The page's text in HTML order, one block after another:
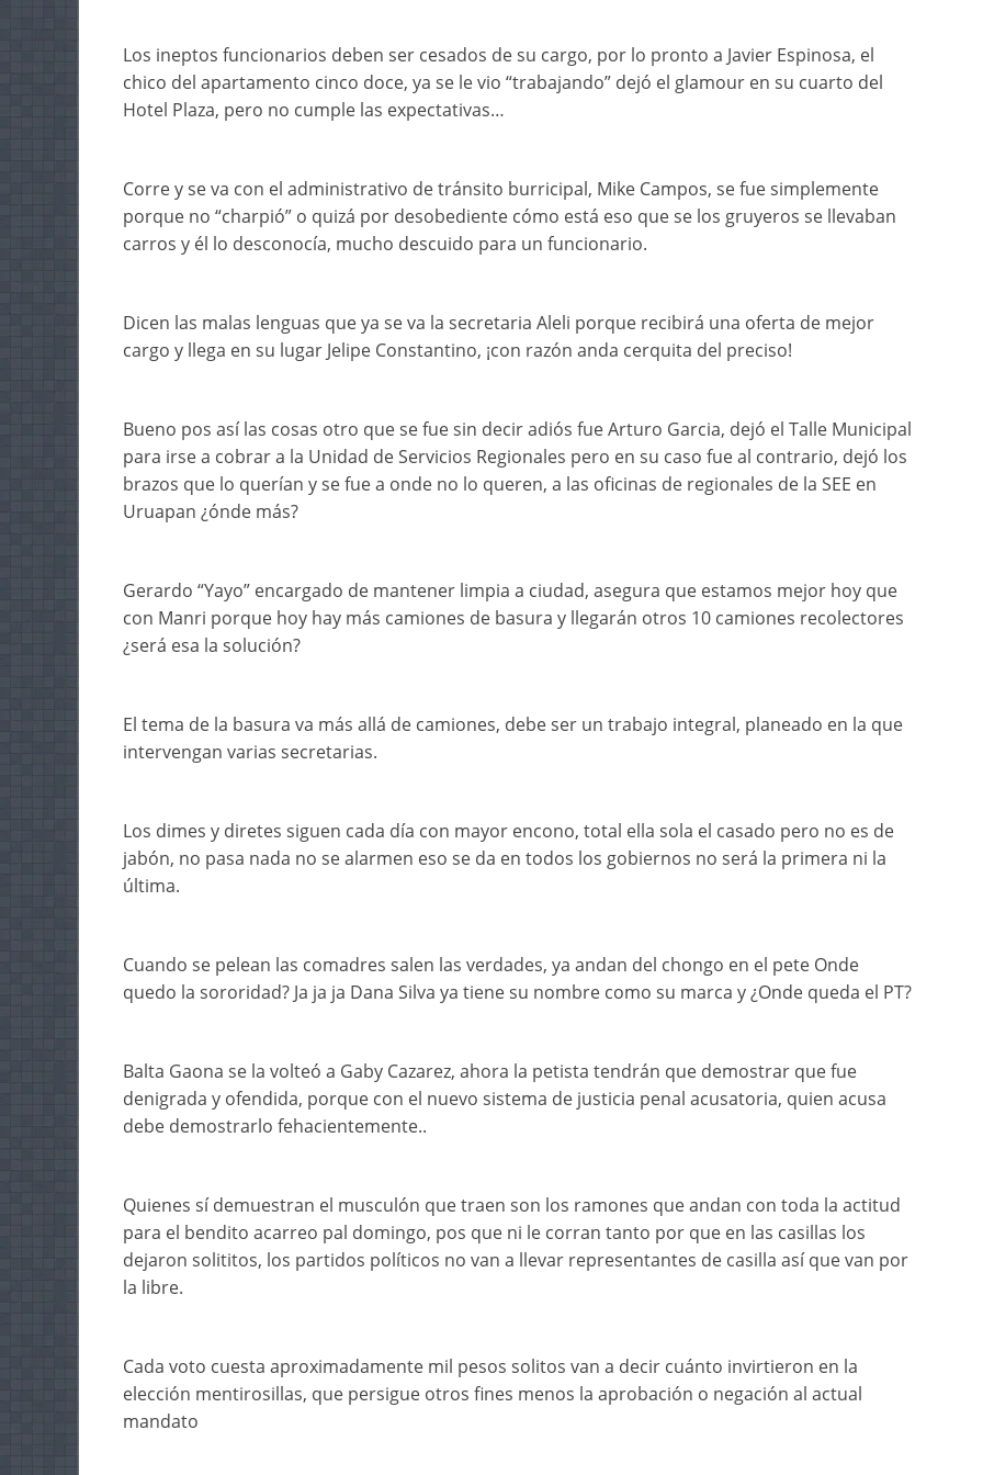
Los ineptos funcionarios deben ser cesados de su cargo, por lo pronto a Javier Espinosa, el
chico del apartamento cinco doce, ya se le vio “trabajando” dejó el glamour en su cuarto del
Hotel Plaza, pero no cumple las expectativas…
Corre y se va con el administrativo de tránsito burricipal, Mike Campos, se fue simplemente
porque no “charpió” o quizá por desobediente cómo está eso que se los gruyeros se llevaban
carros y él lo desconocía, mucho descuido para un funcionario.
Dicen las malas lenguas que ya se va la secretaria Aleli porque recibirá una oferta de mejor
cargo y llega en su lugar Jelipe Constantino, ¡con razón anda cerquita del preciso!
Bueno pos así las cosas otro que se fue sin decir adiós fue Arturo Garcia, dejó el Talle Municipal
para irse a cobrar a la Unidad de Servicios Regionales pero en su caso fue al contrario, dejó los
brazos que lo querían y se fue a onde no lo queren, a las oficinas de regionales de la SEE en
Uruapan ¿ónde más?
Gerardo “Yayo” encargado de mantener limpia a ciudad, asegura que estamos mejor hoy que
con Manri porque hoy hay más camiones de basura y llegarán otros 10 camiones recolectores
¿será esa la solución?
El tema de la basura va más allá de camiones, debe ser un trabajo integral, planeado en la que
intervengan varias secretarias.
Los dimes y diretes siguen cada día con mayor encono, total ella sola el casado pero no es de
jabón, no pasa nada no se alarmen eso se da en todos los gobiernos no será la primera ni la
última.
Cuando se pelean las comadres salen las verdades, ya andan del chongo en el pete Onde
quedo la sororidad? Ja ja ja Dana Silva ya tiene su nombre como su marca y ¿Onde queda el PT?
Balta Gaona se la volteó a Gaby Cazarez, ahora la petista tendrán que demostrar que fue
denigrada y ofendida, porque con el nuevo sistema de justicia penal acusatoria, quien acusa
debe demostrarlo fehacientemente..
Quienes sí demuestran el musculón que traen son los ramones que andan con toda la actitud
para el bendito acarreo pal domingo, pos que ni le corran tanto por que en las casillas los
dejaron solititos, los partidos políticos no van a llevar representantes de casilla así que van por
la libre.
Cada voto cuesta aproximadamente mil pesos solitos van a decir cuánto invirtieron en la
elección mentirosillas, que persigue otros fines menos la aprobación o negación al actual
mandato